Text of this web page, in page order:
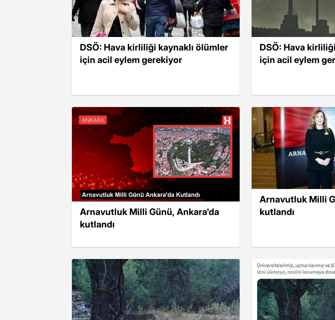
DSÖ: Hava kirliliği kaynaklı ölümler
için acil eylem gerekiyor
DSÖ: Hava
için acil eylem
Arnavutluk Milli Günü, Ankara'da
kutlandı
Arnavutluk Milli
kutlandı